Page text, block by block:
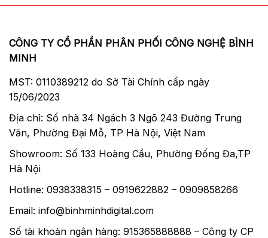
CÔNG TY CỔ PHẦN PHÂN PHỐI CÔNG NGHỆ BÌNH
MINH
MST: 0110389212 do Sở Tài Chính cấp ngày
15/06/2023
Địa chỉ: Số nhà 34 Ngách 3 Ngõ 243 Đường Trung
Văn, Phường Đại Mỗ, TP Hà Nội, Việt Nam
Showroom: Số 133 Hoàng Cầu, Phường Đống Đa,TP
Hà Nội
Hotline: 0938338315 – 0919622882 – 0909858266
Email: info@binhminhdigital.com
Số tài khoản ngân hàng: 915365888888 – Công ty CP